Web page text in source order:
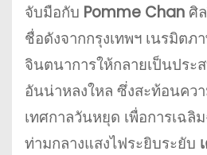
จับมือกับ Pomme Chan ศิ
ชื่อดังจากกรุงเทพฯ เนรมิตภ
จินตนาการให้กลายเป็นประ
อันน่าหลงใหล ซึ่งสะท้อนคว
เทศกาลวันหยุด เพื่อการเฉลิ
ท่ามกลางแสงไฟระยิบระยับ